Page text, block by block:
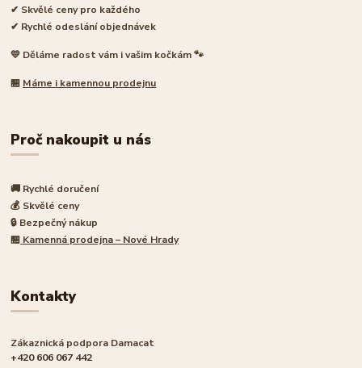
✔ Skvělé ceny pro každého
✔ Rychlé odeslání objednávek
💛 Děláme radost vám i vašim kočkám 🐾
🏪 Máme i kamennou prodejnu
Proč nakoupit u nás
🚚 Rychlé doručení
💰 Skvělé ceny
🔒 Bezpečný nákup
🏪 Kamenná prodejna – Nové Hrady
Kontakty
Zákaznická podpora Damacat
+420 606 067 442